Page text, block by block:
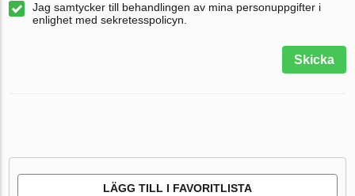
Jag samtycker till behandlingen av mina personuppgifter i
enlighet med sekretesspolicyn.
Skicka
LÄGG TILL I FAVORITLISTA